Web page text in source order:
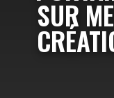
SUR